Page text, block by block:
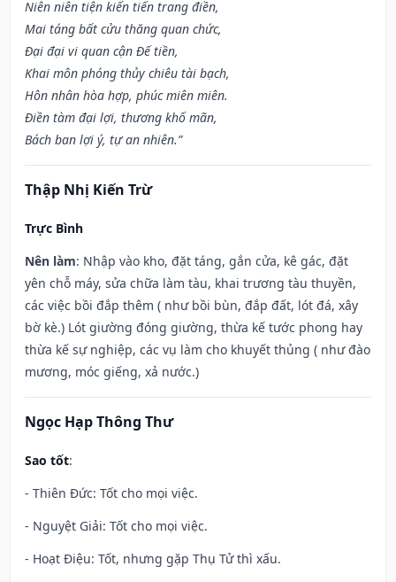
Niên niên tiện kiến tiến trang điền,
Mai táng bất cửu thăng quan chức,
Đại đại vi quan cận Đế tiền,
Khai môn phóng thủy chiêu tài bạch,
Hôn nhân hòa hợp, phúc miên miên.
Điền tàm đại lợi, thương khố mãn,
Bách ban lợi ý, tự an nhiên.”
Thập Nhị Kiến Trừ
Trực Bình
Nên làm: Nhập vào kho, đặt táng, gắn cửa, kê gác, đặt
yên chỗ máy, sửa chữa làm tàu, khai trương tàu thuyền,
các việc bồi đắp thêm ( như bồi bùn, đắp đất, lót đá, xây
bờ kè.) Lót giường đóng giường, thừa kế tước phong hay
thừa kế sự nghiệp, các vụ làm cho khuyết thủng ( như đào
mương, móc giếng, xả nước.)
Ngọc Hạp Thông Thư
Sao tốt:
- Thiên Đức: Tốt cho mọi việc.
- Nguyệt Giải: Tốt cho mọi việc.
- Hoạt Điệu: Tốt, nhưng gặp Thụ Tử thì xấu.